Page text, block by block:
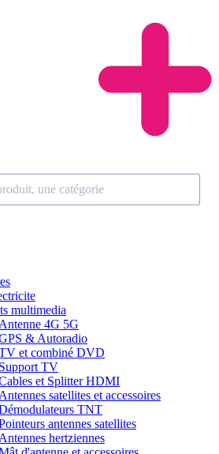
une catégorie
multimedia
Antenne 4G 5G
& Autoradio
et combiné DVD
Support TV
et Splitter HDMI
Antennes satellites et accessoires
TNT
antennes satellites
Antennes hertziennes